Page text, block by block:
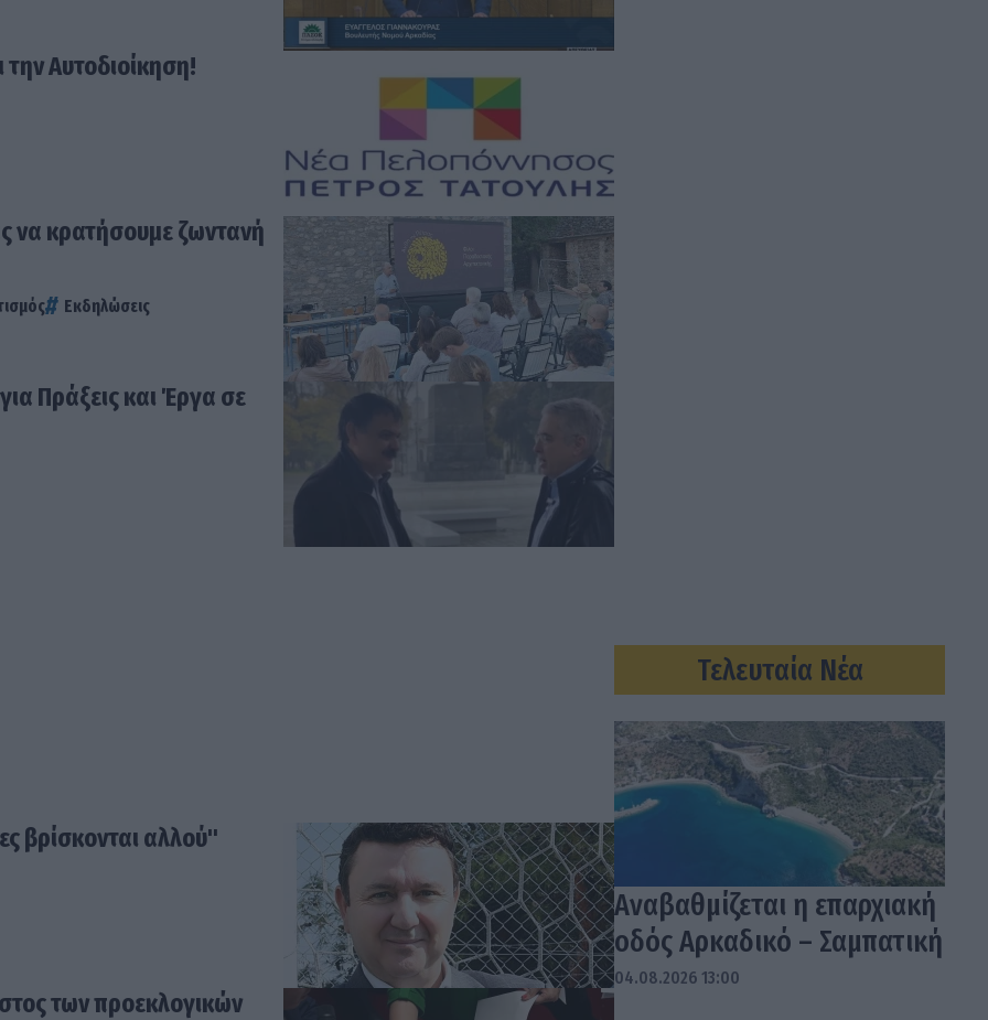
Αυτοδιοίκηση!
να κρατήσουμε ζωντανή
Εκδηλώσεις
Πράξεις και Έργα σε
βρίσκονται αλλού"
των προεκλογικών
Τελευταία Νέα
Αναβαθμίζεται η επαρχιακή
οδός Αρκαδικό – Σαμπατική
04.08.2026 13:00